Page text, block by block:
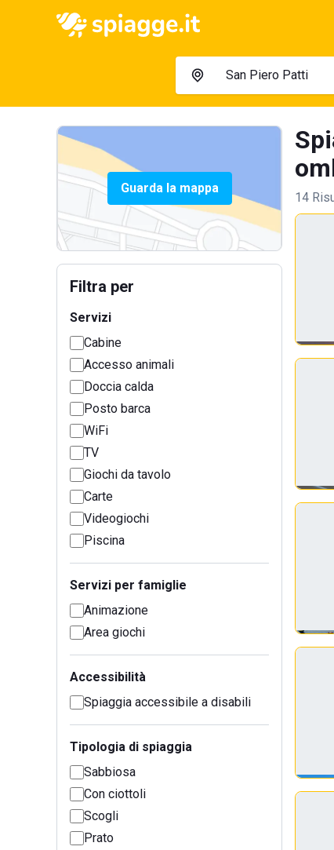
Guarda la mappa
Filtra per
Servizi
Cabine
Accesso animali
Doccia calda
Posto barca
WiFi
TV
Giochi da tavolo
Carte
Videogiochi
Piscina
Servizi per famiglie
Animazione
Area giochi
Accessibilità
Spiaggia accessibile a disabili
Tipologia di spiaggia
Sabbiosa
Con ciottoli
Scogli
Prato
14